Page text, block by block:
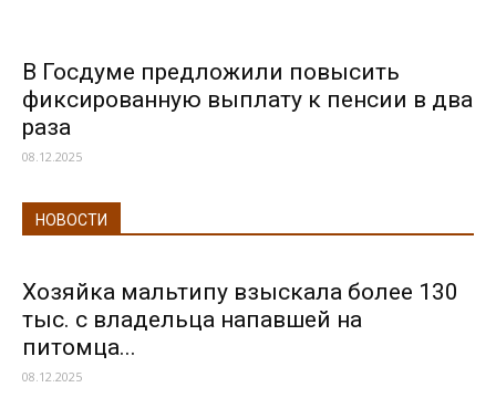
В Госдуме предложили повысить
фиксированную выплату к пенсии в два
раза
08.12.2025
НОВОСТИ
Хозяйка мальтипу взыскала более 130
тыс. с владельца напавшей на
питомца...
08.12.2025